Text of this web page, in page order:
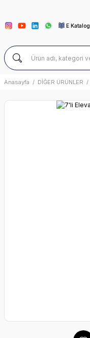
E Katalog
Anasayfa DİĞER ÜRÜNLER